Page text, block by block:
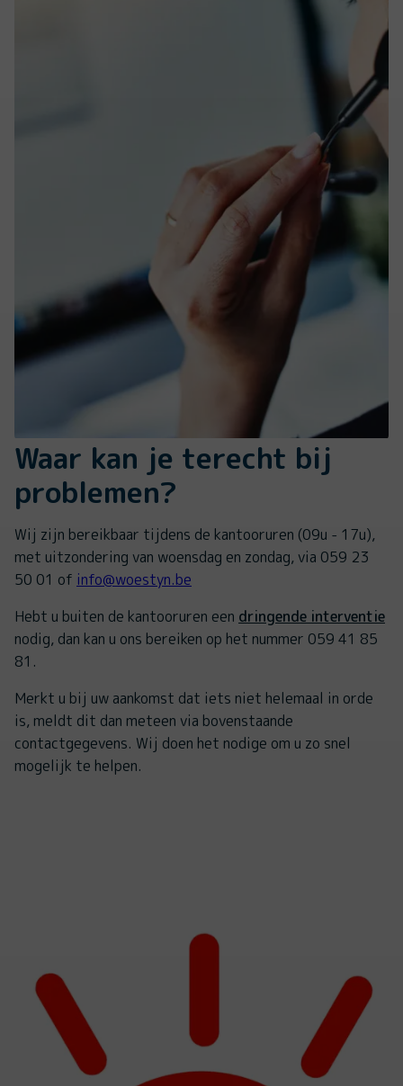
Waar kan je terecht bij
problemen?
Wij zijn bereikbaar tijdens de kantooruren (09u - 17u),
met uitzondering van woensdag en zondag, via 059 23
50 01 of info@woestyn.be
Hebt u buiten de kantooruren een dringende interventie
nodig, dan kan u ons bereiken op het nummer 059 41 85
81.
Merkt u bij uw aankomst dat iets niet helemaal in orde
is, meldt dit dan meteen via bovenstaande
contactgegevens. Wij doen het nodige om u zo snel
mogelijk te helpen.